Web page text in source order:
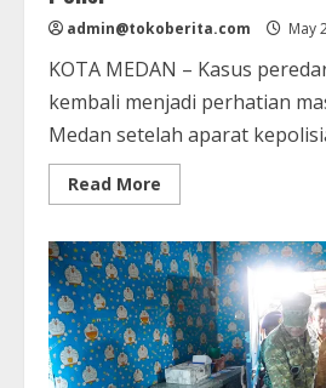
admin@tokoberita.com May
KOTA MEDAN – Kasus
kembali menjadi perhatian
Medan setelah aparat
Read More
more
Ronda
Dijadikan
Tempat
Transaksi
Sabu,
Penjaga
Malam
di